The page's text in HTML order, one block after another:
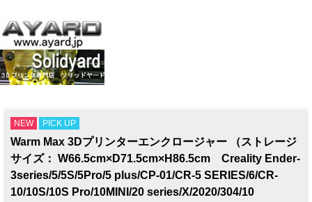
NEW PICK UP
Warm Max 3Dプリンターエンクロージャー （ストレージ
サイズ： W66.5cm×D71.5cm×H86.5cm Creality Ender-
3series/5/5S/5Pro/5 plus/CP-01/CR-5 SERIES/6/CR-
10/10S/10S Pro/10MINI/20 series/X/2020/304/10